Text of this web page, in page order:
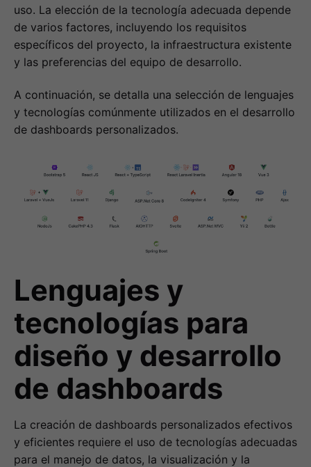
uso. La elección de la tecnología adecuada depende
de varios factores, incluyendo los requisitos
específicos del proyecto, la infraestructura existente
y las preferencias del equipo de desarrollo.
A continuación, se detalla una selección de lenguajes
y tecnologías comúnmente utilizados en el desarrollo
de dashboards personalizados.
Lenguajes y
tecnologías para
diseño y desarrollo
de dashboards
La creación de dashboards personalizados efectivos
y eficientes requiere el uso de tecnologías adecuadas
para el manejo de datos, la visualización y la